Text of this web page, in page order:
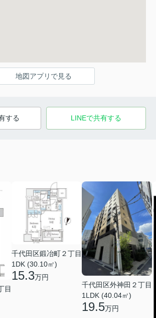
地図アプリで見る
する LINEで共有する
目
千代田区鍛冶町２丁目
1DK (30.10㎡)
15.3万円
千代田区外神田２丁目
1LDK (40.04㎡)
19.5万円